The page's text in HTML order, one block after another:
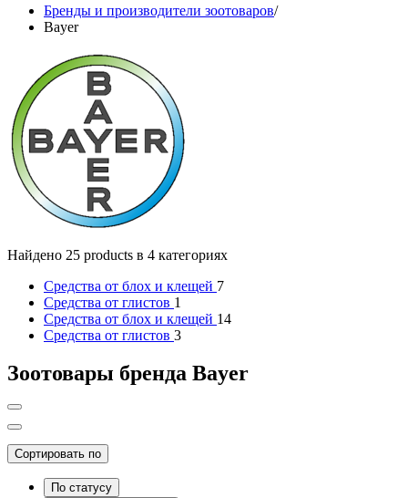
Бренды и производители зоотоваров/
Bayer
Найдено 25 products в 4 категориях
Средства от блох и клещей 7
Средства от глистов 1
Средства от блох и клещей 14
Средства от глистов 3
Зоотовары бренда Bayer
Сортировать по
По статусу